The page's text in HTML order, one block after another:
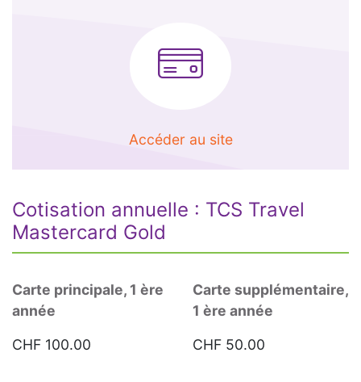
Accéder au site
Cotisation annuelle : TCS Travel
Mastercard Gold
Carte principale, 1 ère
année
CHF 100.00
Carte supplémentaire,
1 ère année
CHF 50.00